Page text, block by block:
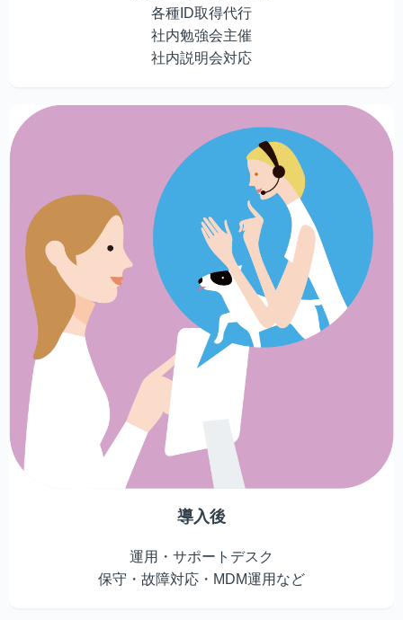
各種ID取得代行
社内勉強会主催
社内説明会対応
導入後
運用・サポートデスク
保守・故障対応・MDM運用など